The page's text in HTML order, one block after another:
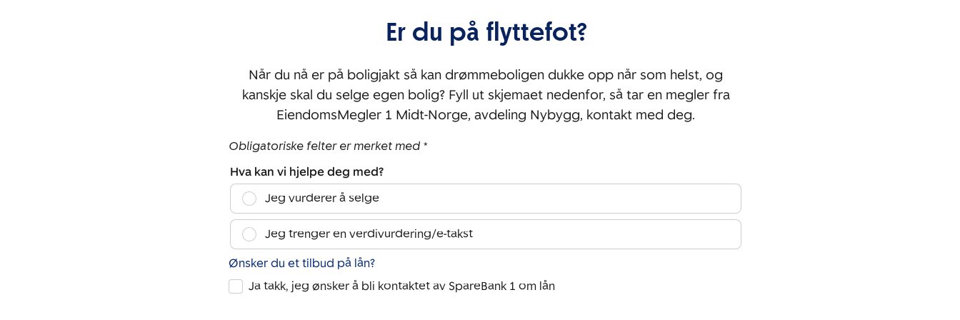
Er du på flyttefot?
Når du nå er på boligjakt så kan drømmeboligen dukke opp når som helst, og
kanskje skal du selge egen bolig? Fyll ut skjemaet nedenfor, så tar en megler fra
EiendomsMegler 1 Midt-Norge, avdeling Nybygg, kontakt med deg.
Obligatoriske felter er merket med *
Hva kan vi hjelpe deg med?
Jeg vurderer å selge
Jeg trenger en verdivurdering/e-takst
Ønsker du et tilbud på lån?
Ja takk, jeg ønsker å bli kontaktet av SpareBank 1 om lån